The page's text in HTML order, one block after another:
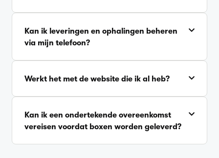
Kan ik leveringen en ophalingen beheren
via mijn telefoon?
Werkt het met de website die ik al heb?
Kan ik een ondertekende overeenkomst
vereisen voordat boxen worden geleverd?